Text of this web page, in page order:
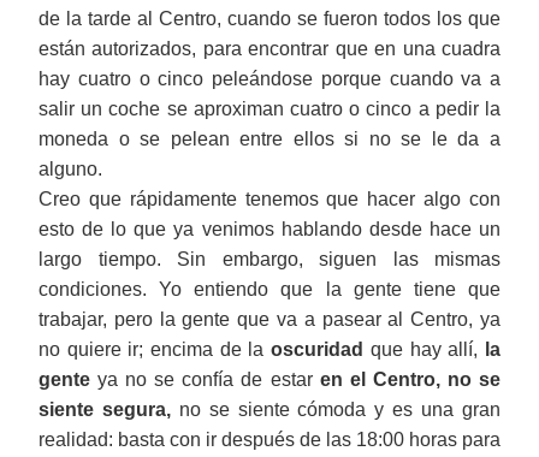
de la tarde al Centro, cuando se fueron todos los que
están autorizados, para encontrar que en una cuadra
hay cuatro o cinco peleándose porque cuando va a
salir un coche se aproximan cuatro o cinco a pedir la
moneda o se pelean entre ellos si no se le da a
alguno.
Creo que rápidamente tenemos que hacer algo con
esto de lo que ya venimos hablando desde hace un
largo tiempo. Sin embargo, siguen las mismas
condiciones. Yo entiendo que la gente tiene que
trabajar, pero la gente que va a pasear al Centro, ya
no quiere ir; encima de laoscuridad que hay allí,
la
gente ya no se confía de estar en el Centro, no se
siente segura,no se siente cómoda y es una gran
realidad: basta con ir después de las 18:00 horas para